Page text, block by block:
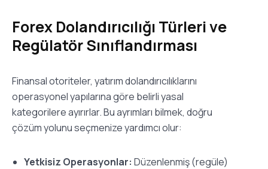
Forex Dolandırıcılığı Türleri ve
Regülatör Sınıflandırması
Finansal otoriteler, yatırım dolandırıcılıklarını
operasyonel yapılarına göre belirli yasal
kategorilere ayırırlar. Bu ayrımları bilmek, doğru
çözüm yolunu seçmenize yardımcı olur:
Yetkisiz Operasyonlar: Düzenlenmiş (regüle)